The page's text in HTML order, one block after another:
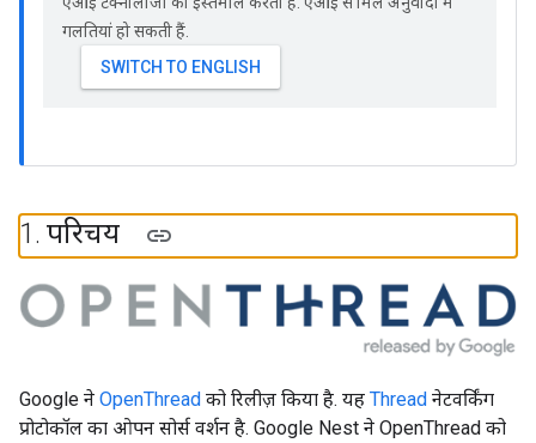
गलतियां हो सकती हैं.
1. परिचय
Google ने OpenThread को रिलीज़ किया है. यह Thread नेटवर्किंग
प्रोटोकॉल का ओपन सोर्स वर्शन है. Google Nest ने OpenThread को